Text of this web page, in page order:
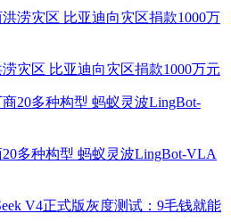
灾区 比亚迪向灾区捐款1000万元
多种构型 蚂蚁灵波LingBot-VLA